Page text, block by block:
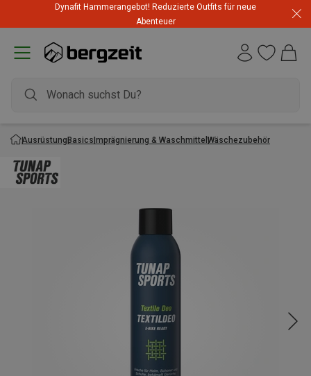
Dynafit Hammerangebot! Reduzierte Outfits für neue
Abenteuer
AusrüstungBasicsImprägnierung & Waschmittel Wäschezubehör